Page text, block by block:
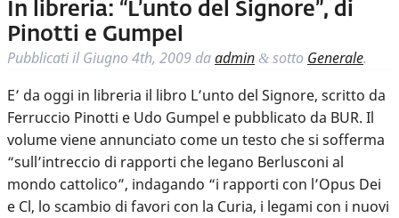
In libreria: “L’unto del Signore”, di
Pinotti e Gumpel
Pubblicati ilGiugno 4th, 2009 daadmin & sotto Generale.
E’ da oggi in libreria il libro L’unto del Signore, scritto da
Ferruccio Pinotti e Udo Gumpel e pubblicato da BUR. Il
volume viene annunciato come un testo che si sofferma
“sull’intreccio di rapporti che legano Berlusconi al
mondo cattolico”, indagando “i rapporti con l’Opus Dei
e Cl, lo scambio di favori con la Curia, i legami con i nuovi